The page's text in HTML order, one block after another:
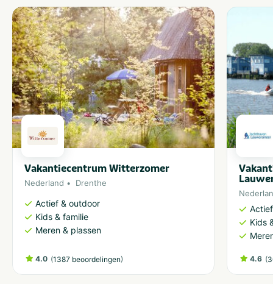
Vakantiecentrum Witterzomer
Nederland Drenthe
Actief & outdoor
Kids & familie
Meren & plassen
4.0 (1387 beoordelingen)
Kids
4.6 (